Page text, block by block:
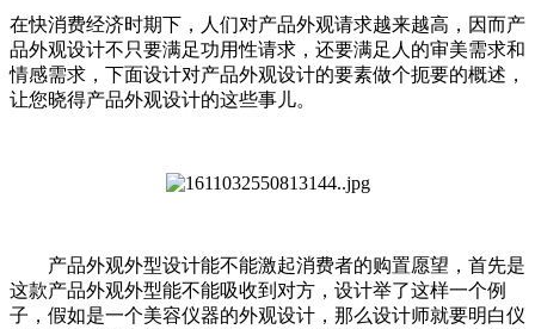
在快消费经济时期下，人们对产品外观请求越来越高，因而产
品外观设计不只要满足功用性请求，还要满足人的审美需求和
情感需求，下面设计对产品外观设计的要素做个扼要的概述，
让您晓得产品外观设计的这些事儿。
产品外观外型设计能不能激起消费者的购置愿望，首先是
这款产品外观外型能不能吸收到对方，设计举了这样一个例
子，假如是一个美容仪器的外观设计，那么设计师就要明白仪